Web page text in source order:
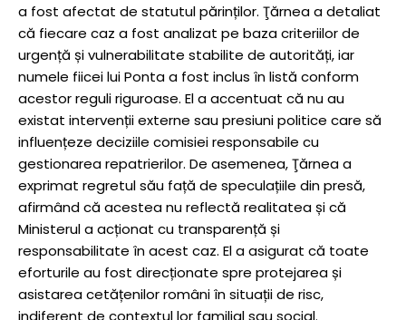
a fost afectat de statutul părinților. Ţărnea a detaliat
că fiecare caz a fost analizat pe baza criteriilor de
urgență și vulnerabilitate stabilite de autorități, iar
numele fiicei lui Ponta a fost inclus în listă conform
acestor reguli riguroase. El a accentuat că nu au
existat intervenții externe sau presiuni politice care să
influențeze deciziile comisiei responsabile cu
gestionarea repatrierilor. De asemenea, Ţărnea a
exprimat regretul său față de speculațiile din presă,
afirmând că acestea nu reflectă realitatea și că
Ministerul a acționat cu transparență și
responsabilitate în acest caz. El a asigurat că toate
eforturile au fost direcționate spre protejarea și
asistarea cetățenilor români în situații de risc,
indiferent de contextul lor familial sau social.